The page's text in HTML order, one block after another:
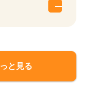
と見る